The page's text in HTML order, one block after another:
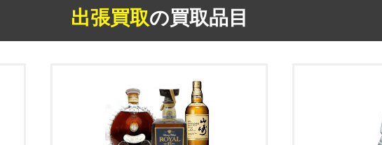
出張買取の買取品目